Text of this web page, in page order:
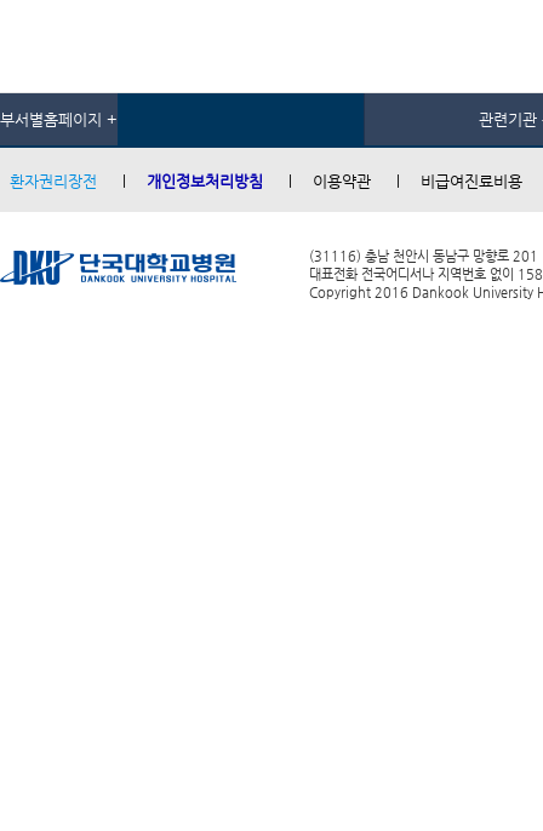
부서별홈페이지 + 관련기관
환자권리장전 개인정보처리방침 이용약관 비급여진료비용
(31116) 충남 천안시 동남구 망향로 201
대표전화 전국어디서나 지역번호 없이
Copyright 2016 Dankook University